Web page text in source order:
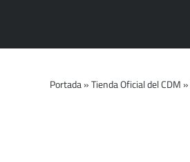
Portada»Tienda Oficial del CDM»